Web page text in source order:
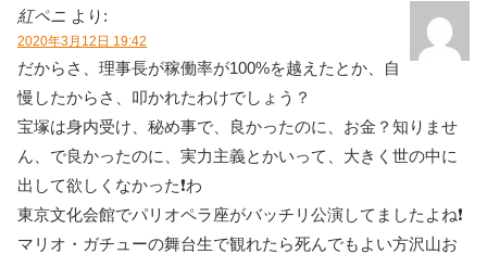
紅ペニ より:
2020年3月12日 19:42
だからさ、理事長が稼働率が100%を越えたとか、自
慢したからさ、叩かれたわけでしょう？
宝塚は身内受け、秘め事で、良かったのに、お金？知りませ
ん、で良かったのに、実力主義とかいって、大きく世の中に
出して欲しくなかった❗わ
東京文化会館でパリオペラ座がバッチリ公演してましたよね❗
マリオ・ガチューの舞台生で観れたら死んでもよい方沢山お